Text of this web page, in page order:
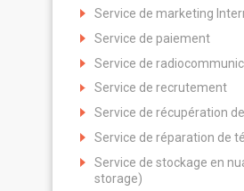
Service de marketing
Service de paiement
Service de
Service de recrutement
Service de récupération
Service de réparation de
Service de stockage en
storage)